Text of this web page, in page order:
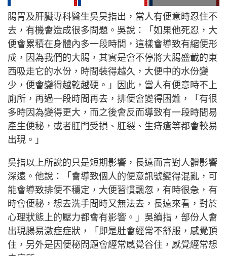
腸胃及肝臟專科醫生吳昊指出，當人有便意時忍住不
去，有機會造成很多問題。吳說：「如果他死忍，大
便會累積在身體內多一段時間，這樣會導致有縮便形
成，因為我們的大腸，其實是會不停將大腸盛載的東
西吸走它的水份，時間裝得越久，大便中的水份變
少，便會變得越乾越硬。」因此，當人有便意時不上
廁所，再過一段時間再去，排便會變得困難，「有很
多時因為變得更大，而之後會反而導致有一段時間易
產生便秘，或者肛門受損、肛裂、生痔瘡等都會較易
出現。」
吳指以上所說的只是短期影響，長遠而言對人體影響
深遠。他說：「會導致個人的便意訊號變得混亂，可
能會導致排便不穩定，大便習慣飄忽，有時很急，有
時會便秘，想去洗手間時又無法去，長遠來看，對於
心理狀態上的壓力都會有影響。」吳續指，部份人會
出現腸易激症症狀，「即是肚會經常不舒服，感覺頂
住，另外是因便秘問題會經常感覺谷住，感覺經常想